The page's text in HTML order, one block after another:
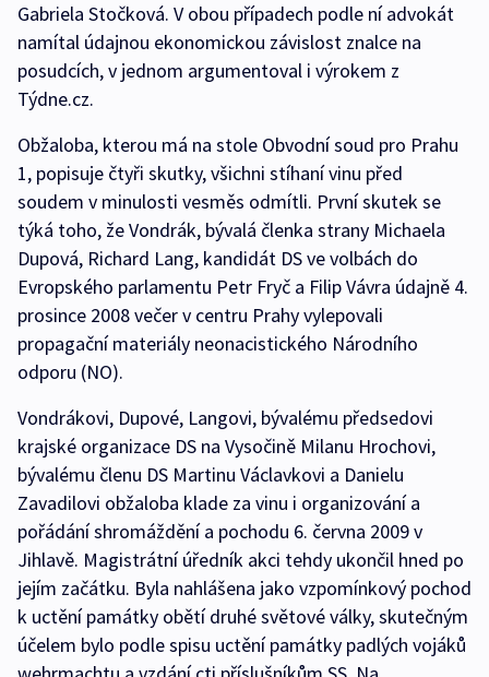
Gabriela Stočková. V obou případech podle ní advokát
namítal údajnou ekonomickou závislost znalce na
posudcích, v jednom argumentoval i výrokem z
Týdne.cz.
Obžaloba, kterou má na stole Obvodní soud pro Prahu
1, popisuje čtyři skutky, všichni stíhaní vinu před
soudem v minulosti vesměs odmítli. První skutek se
týká toho, že Vondrák, bývalá členka strany Michaela
Dupová, Richard Lang, kandidát DS ve volbách do
Evropského parlamentu Petr Fryč a Filip Vávra údajně 4.
prosince 2008 večer v centru Prahy vylepovali
propagační materiály neonacistického Národního
odporu (NO).
Vondrákovi, Dupové, Langovi, bývalému předsedovi
krajské organizace DS na Vysočině Milanu Hrochovi,
bývalému členu DS Martinu Václavkovi a Danielu
Zavadilovi obžaloba klade za vinu i organizování a
pořádání shromáždění a pochodu 6. června 2009 v
Jihlavě. Magistrátní úředník akci tehdy ukončil hned po
jejím začátku. Byla nahlášena jako vzpomínkový pochod
k uctění památky obětí druhé světové války, skutečným
účelem bylo podle spisu uctění památky padlých vojáků